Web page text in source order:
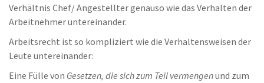
Verhältnis Chef/ Angestellter genauso wie das Verhalten der
Arbeitnehmer untereinander.
Arbeitsrecht ist so kompliziert wie die Verhaltensweisen der
Leute untereinander:
Eine Fülle von Gesetzen, die sich zum Teil vermengenund zum